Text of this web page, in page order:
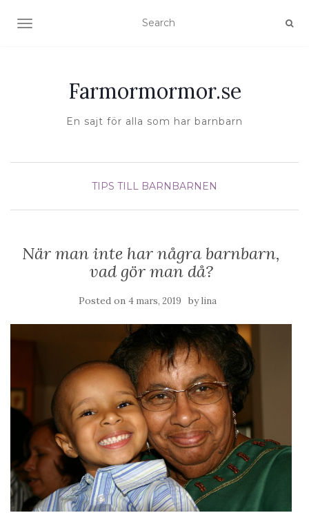
TOGGLE NAVIGATION
Farmormormor.se
En sajt för alla som har barnbarn
TIPS TILL BARNBARNEN
När man inte har några barnbarn,
vad gör man då?
Posted on 4 mars, 2019 bylina